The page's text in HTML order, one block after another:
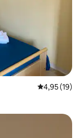
Średnia
4,95 (19)